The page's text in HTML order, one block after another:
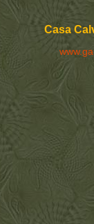
Casa